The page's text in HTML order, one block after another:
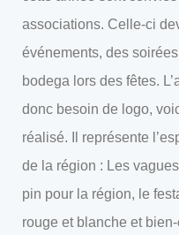
associations. Celle-ci
événements, des
bodega lors des fêtes.
donc besoin de logo,
réalisé. Il représente
de la région : Les
pin pour la région, le
rouge et blanche et